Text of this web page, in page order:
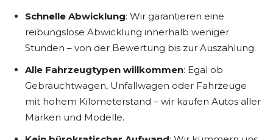
Schnelle Abwicklung: Wir garantieren eine
reibungslose Abwicklung innerhalb weniger
Stunden – von der Bewertung bis zur Auszahlung.
Alle Fahrzeugtypen willkommen: Egal ob
Gebrauchtwagen, Unfallwagen oder Fahrzeuge
mit hohem Kilometerstand – wir kaufen Autos aller
Marken und Modelle.